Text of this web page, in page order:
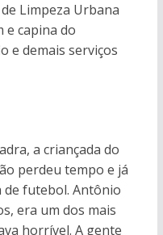
Limpeza Urbana
e capina do
e demais serviços
a criançada do
perdeu tempo e já
futebol. Antônio
era um dos mais
horrível. A gente